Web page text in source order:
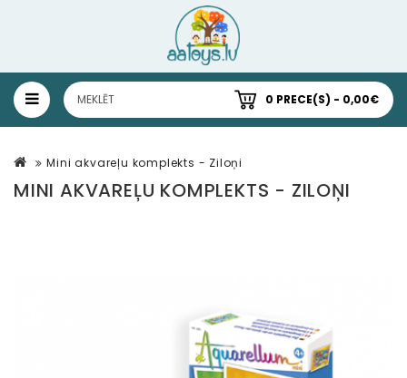
0 PRECE(S) - 0,00€
Mini akvareļu komplekts - Ziloņi
MINI AKVAREĻU KOMPLEKTS - ZILOŅI